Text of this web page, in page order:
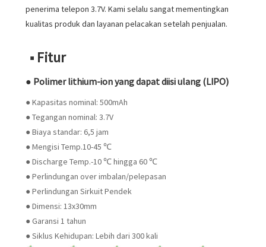
penerima telepon 3.7V. Kami selalu sangat mementingkan
kualitas produk dan layanan pelacakan setelah penjualan.
■ Fitur
● Polimer lithium-ion yang dapat diisi ulang (LIPO)
● Kapasitas nominal: 500mAh
● Tegangan nominal: 3.7V
● Biaya standar: 6,5 jam
● Mengisi Temp.10-45 ℃
● Discharge Temp.-10 ℃ hingga 60 ℃
● Perlindungan over imbalan/pelepasan
● Perlindungan Sirkuit Pendek
● Dimensi: 13x30mm
● Garansi 1 tahun
● Siklus Kehidupan: Lebih dari 300 kali